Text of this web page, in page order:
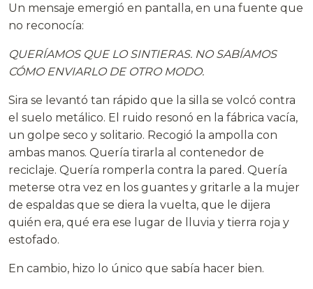
Un mensaje emergió en pantalla, en una fuente que
no reconocía:
QUERÍAMOS QUE LO SINTIERAS. NO SABÍAMOS
CÓMO ENVIARLO DE OTRO MODO.
Sira se levantó tan rápido que la silla se volcó contra
el suelo metálico. El ruido resonó en la fábrica vacía,
un golpe seco y solitario. Recogió la ampolla con
ambas manos. Quería tirarla al contenedor de
reciclaje. Quería romperla contra la pared. Quería
meterse otra vez en los guantes y gritarle a la mujer
de espaldas que se diera la vuelta, que le dijera
quién era, qué era ese lugar de lluvia y tierra roja y
estofado.
En cambio, hizo lo único que sabía hacer bien.